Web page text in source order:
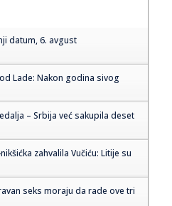
datum, 6. avgust
Lade: Nakon godina sivog
– Srbija već sakupila deset
zahvalila Vučiću: Litije su
seks moraju da rade ove tri